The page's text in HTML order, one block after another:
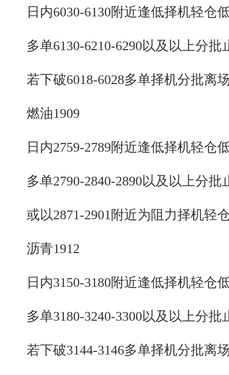
日内6030-6130附近逢低择机轻仓
多单6130-6210-6290以及以上分批
若下破6018-6028多单择机分批离
燃油1909
日内2759-2789附近逢低择机轻仓
多单2790-2840-2890以及以上分批
或以2871-2901附近为阻力择机轻
沥青1912
日内3150-3180附近逢低择机轻仓
多单3180-3240-3300以及以上分批
若下破3144-3146多单择机分批离